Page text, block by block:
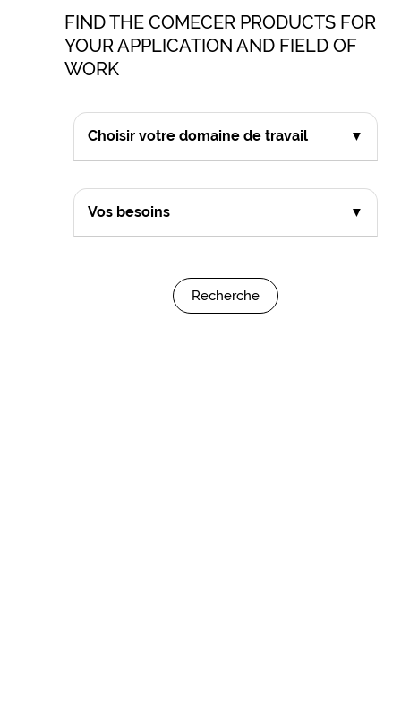
FIND THE COMECER PRODUCTS FOR
YOUR APPLICATION AND FIELD OF
WORK
Choisir votre domaine de travail ▼
Vos besoins ▼